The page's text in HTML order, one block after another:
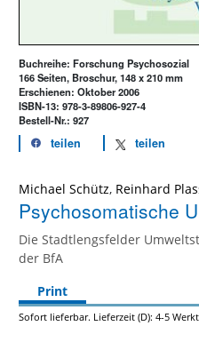
Buchreihe: Forschung Psychosozial
166 Seiten, Broschur, 148 x 210 mm
Erschienen: Oktober 2006
ISBN-13: 978-3-89806-927-4
Bestell-Nr.: 927
teilen teilen
Michael Schütz, Reinhard
Psychosomatische
Die Stadtlengsfelder
der BfA
Print
Sofort lieferbar. Lieferzeit (D): 4-5